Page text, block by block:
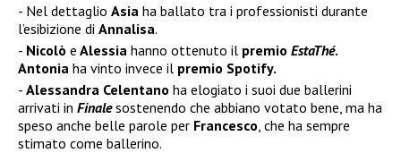
Nel dettaglio Asia ha ballato tra i professionisti durante
l’esibizione di Annalisa.
Nicolò e Alessia hanno ottenuto il premio EstaThé.
Antonia ha vinto invece il premio Spotify.
Alessandra Celentano ha elogiato i suoi due ballerini
arrivati in Finalesostenendo che abbiano votato bene, ma ha
speso anche belle parole per Francesco , che ha sempre
stimato come ballerino.